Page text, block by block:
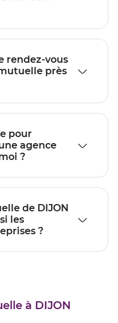
rendez-vous
pour
agence
?
les
?
à DIJON